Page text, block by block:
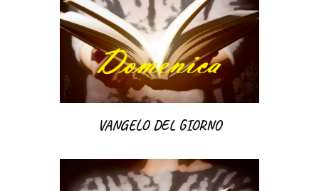
VANGELO DEL GIORNO